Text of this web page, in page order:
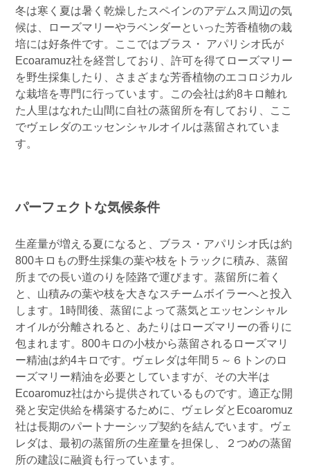
冬は寒く夏は暑く乾燥したスペインのアデムス周辺の気
候は、ローズマリーやラベンダーといった芳香植物の栽
培には好条件です。ここではブラス・ アパリシオ氏が
Ecoaramuz社を経営しており、許可を得てローズマリー
を野生採集したり、さまざまな芳香植物のエコロジカル
な栽培を専門に行っています。この会社は約8キロ離れ
た人里はなれた山間に自社の蒸留所を有しており、ここ
でヴェレダのエッセンシャルオイルは蒸留されていま
す。
パーフェクトな気候条件
生産量が増える夏になると、ブラス・アパリシオ氏は約
800キロもの野生採集の葉や枝をトラックに積み、蒸留
所までの長い道のりを陸路で運びます。蒸留所に着く
と、山積みの葉や枝を大きなスチームボイラーへと投入
します。1時間後、蒸留によって蒸気とエッセンシャル
オイルが分離されると、あたりはローズマリーの香りに
包まれます。800キロの小枝から蒸留されるローズマリ
ー精油は約4キロです。ヴェレダは年間５～６トンのロ
ーズマリー精油を必要としていますが、その大半は
Ecoaromuz社はから提供されているものです。適正な開
発と安定供給を構築するために、ヴェレダとEcoaromuz
社は長期のパートナーシップ契約を結んでいます。ヴェ
レダは、最初の蒸留所の生産量を担保し、２つめの蒸留
所の建設に融資も行っています。